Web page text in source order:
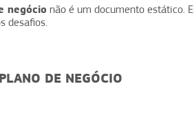
negócio não é um documento estático.
desafios.
DE NEGÓCIO